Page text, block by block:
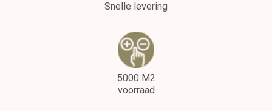
Snelle levering
5000 M2
voorraad